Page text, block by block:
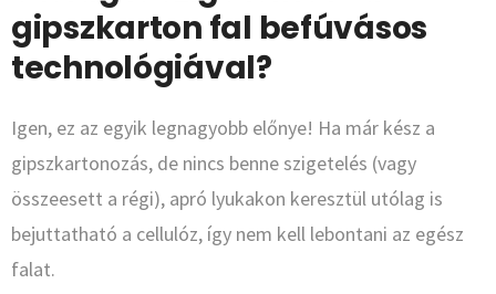
gipszkarton fal befúvásos
technológiával?
Igen, ez az egyik legnagyobb előnye! Ha már kész a
gipszkartonozás, de nincs benne szigetelés (vagy
összeesett a régi), apró lyukakon keresztül utólag is
bejuttatható a cellulóz, így nem kell lebontani az egész
falat.